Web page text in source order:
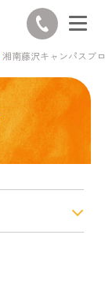
湘南藤沢キャンパスブ